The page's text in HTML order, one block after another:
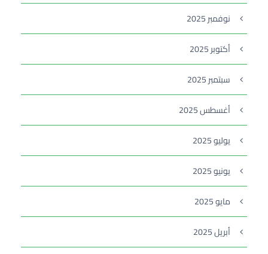
نوفمبر 2025
أكتوبر 2025
سبتمبر 2025
أغسطس 2025
يوليو 2025
يونيو 2025
مايو 2025
أبريل 2025